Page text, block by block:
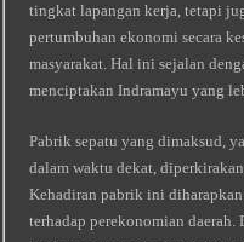
tingkat lapangan kerja, tetapi
pertumbuhan ekonomi secara
masyarakat. Hal ini sejalan
menciptakan Indramayu yang
Pabrik sepatu yang dimaksud,
dalam waktu dekat,
Kehadiran pabrik ini
terhadap perekonomian